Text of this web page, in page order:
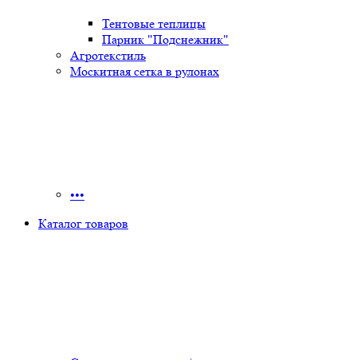
Тентовые теплицы
Парник "Подснежник"
Агротекстиль
Москитная сетка в рулонах
•••
Каталог товаров